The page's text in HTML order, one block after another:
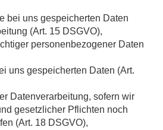
bei uns gespeicherten Daten
(Art. 15 DSGVO),
personenbezogener Daten
uns gespeicherten Daten (Art.
Datenverarbeitung, sofern wir
gesetzlicher Pflichten noch
(Art. 18 DSGVO),